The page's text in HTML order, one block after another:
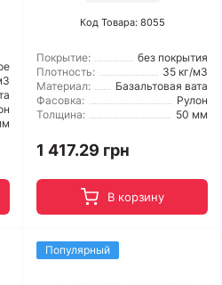
Код Товара: 8055
Покрытие:
без покрытия
Плотность:
35 кг/м3
Материал:
Базальтовая вата
Фасовка:
Рулон
Толщина:
50 мм
1 417.29 грн
В корзину
Популярный